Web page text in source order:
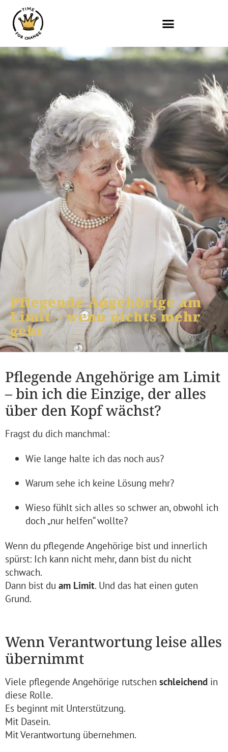
Pflegende Angehörige am
Limit – wenn nichts mehr
geht
Pflegende Angehörige am Limit
– bin ich die Einzige, der alles
über den Kopf wächst?
Fragst du dich manchmal:
Wie lange halte ich das noch aus?
Warum sehe ich keine Lösung mehr?
Wieso fühlt sich alles so schwer an, obwohl ich
doch „nur helfen“ wollte?
Wenn du pflegende Angehörige bist und innerlich
spürst: Ich kann nicht mehr, dann bist du nicht
schwach.
Dann bist du am Limit. Und das hat einen guten
Grund.
Wenn Verantwortung leise alles
übernimmt
Viele pflegende Angehörige rutschen schleichend in
diese Rolle.
Es beginnt mit Unterstützung.
Mit Dasein.
Mit Verantwortung übernehmen.